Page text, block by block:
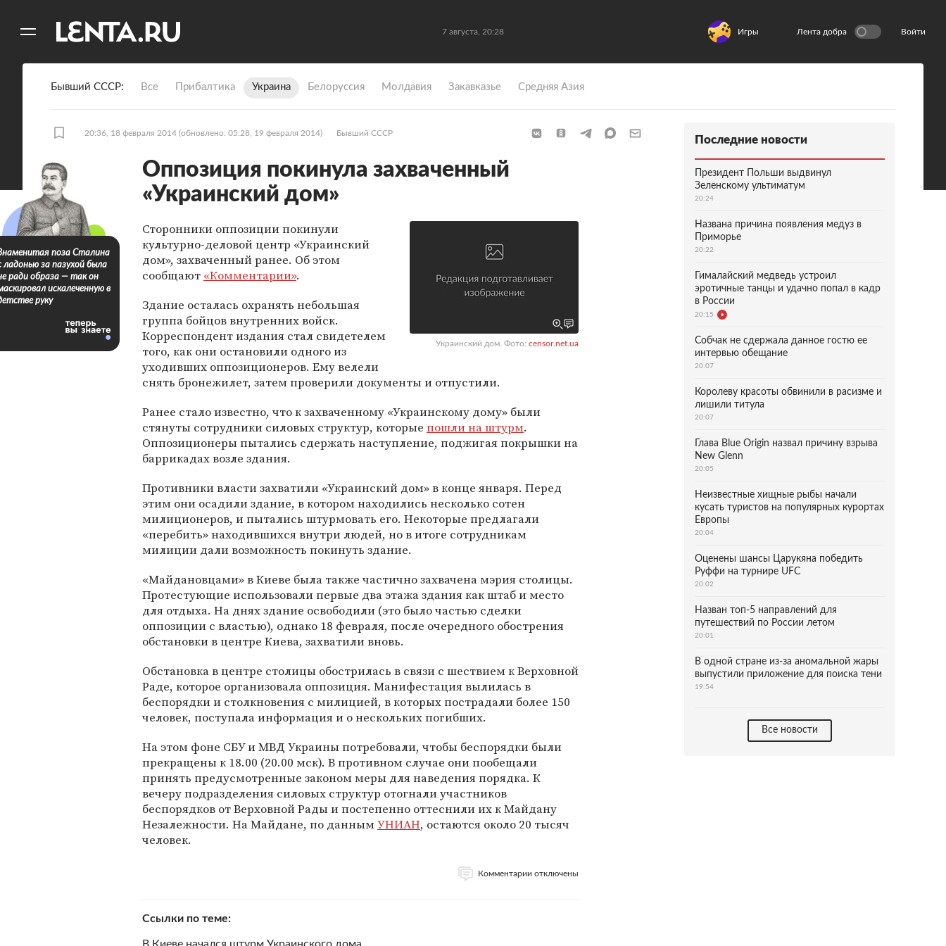
7 августа, 20:28 Игры Лента добра Войти
Бывший СССР Все Прибалтика Украина Белоруссия Молдавия Закавказье Средняя Азия
20:36, 18 февраля 2014 (обновлено: 05:28, 19 февраля 2014) Бывший СССР
Оппозиция покинула захваченный
«Украинский дом»
Украинский дом. Фото: censor.net.ua
Сторонники оппозиции покинули
культурно-деловой центр «Украинский
дом», захваченный ранее. Об этом
сообщают «Комментарии».
Здание осталась охранять небольшая
группа бойцов внутренних войск.
Корреспондент издания стал свидетелем
того, как они остановили одного из
уходивших оппозиционеров. Ему велели
снять бронежилет, затем проверили документы и отпустили.
Ранее стало известно, что к захваченному «Украинскому дому» были
стянуты сотрудники силовых структур, которые пошли на штурм.
Оппозиционеры пытались сдержать наступление, поджигая покрышки на
баррикадах возле здания.
Противники власти захватили «Украинский дом» в конце января. Перед
этим они осадили здание, в котором находились несколько сотен
милиционеров, и пытались штурмовать его. Некоторые предлагали
«перебить» находившихся внутри людей, но в итоге сотрудникам
милиции дали возможность покинуть здание.
«Майдановцами» в Киеве была также частично захвачена мэрия столицы.
Протестующие использовали первые два этажа здания как штаб и место
для отдыха. На днях здание освободили (это было частью сделки
оппозиции с властью), однако 18 февраля, после очередного обострения
обстановки в центре Киева, захватили вновь.
Обстановка в центре столицы обострилась в связи с шествием к Верховной
Раде, которое организовала оппозиция. Манифестация вылилась в
беспорядки и столкновения с милицией, в которых пострадали более 150
человек, поступала информация и о нескольких погибших.
На этом фоне СБУ и МВД Украины потребовали, чтобы беспорядки были
прекращены к 18.00 (20.00 мск). В противном случае они пообещали
принять предусмотренные законом меры для наведения порядка. К
вечеру подразделения силовых структур отогнали участников
беспорядков от Верховной Рады и постепенно оттеснили их к Майдану
Незалежности. На Майдане, по даннымУНИАН, остаются около 20 тысяч
человек.
Комментарии отключены
Ссылки по теме
поза Сталина
ладонью за пазухой была
ради образа — так он
искалеченную в
руку
Последние новости
Президент Польши выдвинул
Зеленскому ультиматум
20:24
Названа причина появления медуз в
Приморье
20:22
Гималайский медведь устроил
эротичные танцы и удачно попал в кадр
в России
20:15
Собчак не сдержала данное гостю ее
интервью обещание
20:07
Королеву красоты обвинили в расизме и
лишили титула
20:07
Глава Blue Origin назвал причину взрыва
New Glenn
20:05
Неизвестные хищные рыбы начали
кусать туристов на популярных курортах
Европы
20:04
Оценены шансы Царукяна победить
Руффи на турнире UFC
20:02
Назван топ-5 направлений для
путешествий по России летом
20:01
В одной стране из-за аномальной жары
выпустили приложение для поиска тени
19:54
Все новости